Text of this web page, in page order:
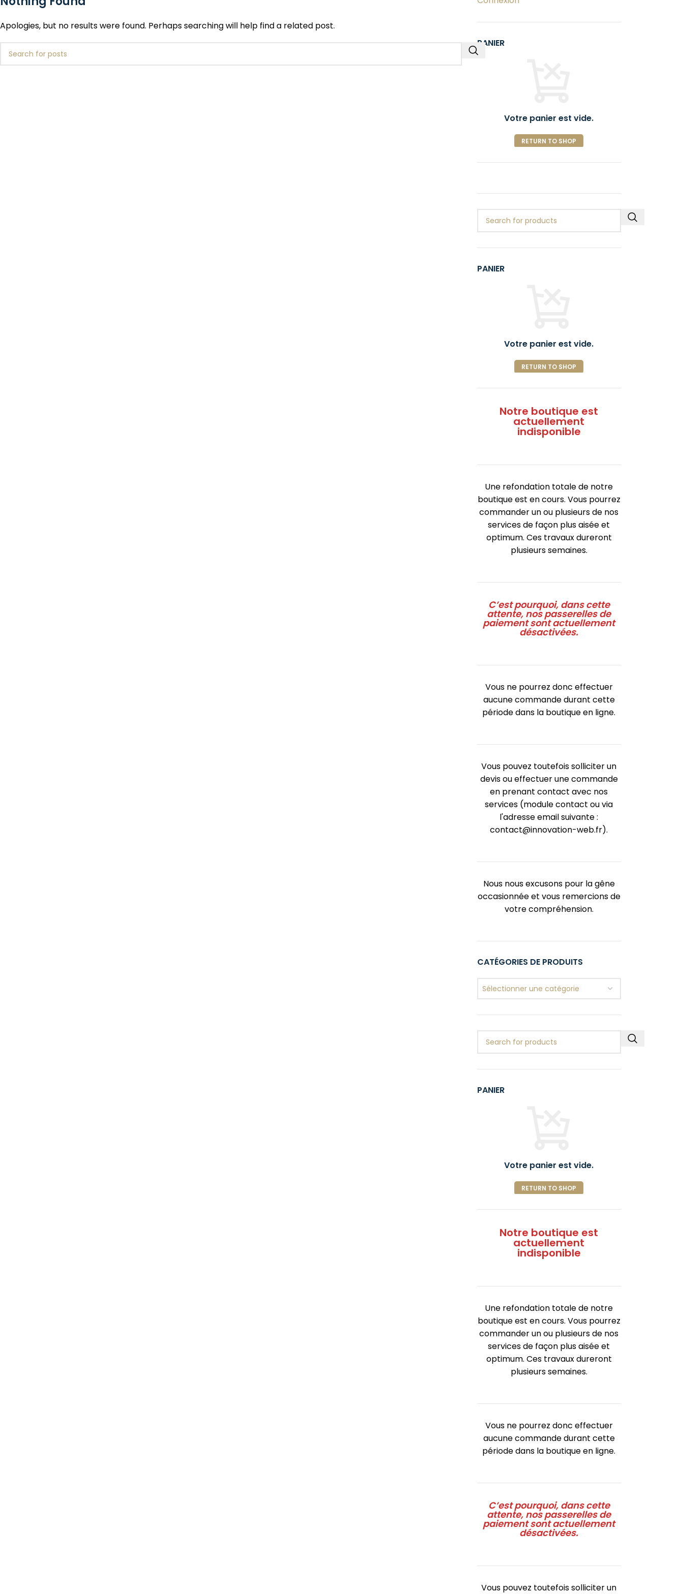
Apologies, but no results were found. Perhaps searching will help find a related post.
PANIER
Votre panier est vide.
RETURN TO SHOP
PANIER
Votre panier est vide.
RETURN TO SHOP
Notre boutique est
actuellement
indisponible
Une refondation totale de notre
boutique est en cours. Vous pourrez
commander un ou plusieurs de nos
services de façon plus aisée et
optimum. Ces travaux dureront
plusieurs semaines.
C’est pourquoi, dans cette
attente, nos passerelles de
paiement sont actuellement
désactivées.
Vous ne pourrez donc effectuer
aucune commande durant cette
période dans la boutique en ligne.
Vous pouvez toutefois solliciter un
devis ou effectuer une commande
en prenant contact avec nos
services (module contact ou via
l'adresse email suivante :
contact@innovation-web.fr).
Nous nous excusons pour la gêne
occasionnée et vous remercions de
votre compréhension.
CATÉGORIES DE PRODUITS
Sélectionner une catégorie
PANIER
Votre panier est vide.
RETURN TO SHOP
Notre boutique est
actuellement
indisponible
Une refondation totale de notre
boutique est en cours. Vous pourrez
commander un ou plusieurs de nos
services de façon plus aisée et
optimum. Ces travaux dureront
plusieurs semaines.
Vous ne pourrez donc effectuer
aucune commande durant cette
période dans la boutique en ligne.
C’est pourquoi, dans cette
attente, nos passerelles de
paiement sont actuellement
désactivées.
Vous pouvez toutefois solliciter un